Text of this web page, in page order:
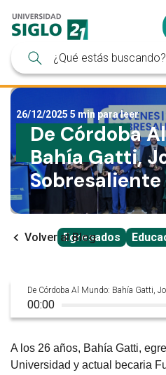
26/12/2025 5 min para leer
De Córdoba
Bahía Gatti,
Volver al Blog
Egresados
De Córdoba Al Mundo: Bahía Gatti,
00:00
A los 26 años, Bahía Gatti,
Universidad y actual becaria